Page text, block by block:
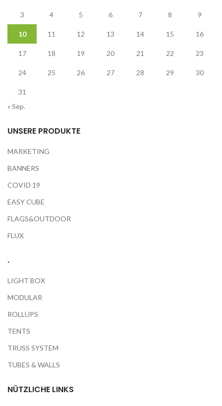
3 4 5 6 7 8 9
10 11 12 13 14 15 16
17 18 19 20 21 22 23
24 25 26 27 28 29 30
31
« Sep.
UNSERE PRODUKTE
MARKETING
BANNERS
COVID 19
EASY CUBE
FLAGS&OUTDOOR
FLUX
.
LIGHT BOX
MODULAR
ROLLUPS
TENTS
TRUSS SYSTEM
TUBES & WALLS
NÜTZLICHE LINKS